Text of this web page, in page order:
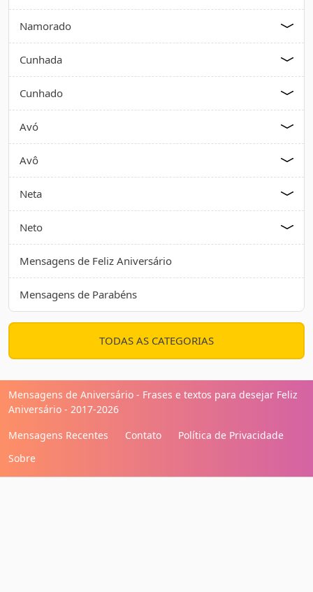
Namorado
Cunhada
Cunhado
Avó
Avô
Neta
Neto
Mensagens de Feliz Aniversário
Mensagens de Parabéns
TODAS AS CATEGORIAS
Mensagens de Aniversário - Frases e textos para desejar Feliz
Aniversário - 2017-2026
Mensagens Recentes
Contato
Política de Privacidade
Sobre